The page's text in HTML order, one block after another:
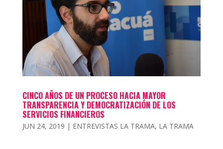
CINCO AÑOS DE UN PROCESO HACIA MAYOR
TRANSPARENCIA Y DEMOCRATIZACIÓN DE LOS
SERVICIOS FINANCIEROS
JUN 24, 2019 | ENTREVISTAS LA TRAMA, LA TRAMA